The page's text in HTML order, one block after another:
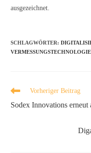
ausgezeichnet.
SCHLAGWÖRTER:
VERMESSUNGSTECHNOLOGIE
Vorheriger Beitrag
Sodex Innovations erneut